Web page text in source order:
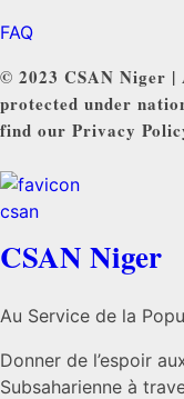
FAQ
© 2023 CSAN Niger
protected under
find our Privacy
CSAN Niger
Au Service de la
Donner de l’espoir
Subsaharienne à